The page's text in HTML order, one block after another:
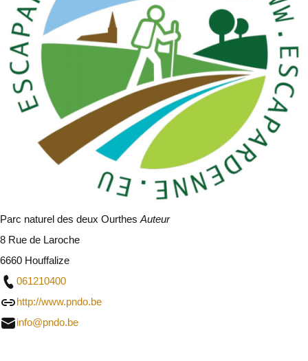
Parc naturel des deux Ourthes Auteur
8 Rue de Laroche
6660 Houffalize
061210400
http://www.pndo.be
info@pndo.be